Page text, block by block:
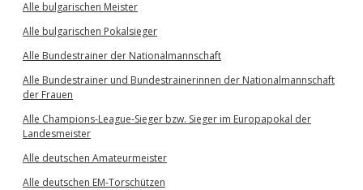
Alle bulgarischen Meister
Alle bulgarischen Pokalsieger
Alle Bundestrainer der Nationalmannschaft
Alle Bundestrainer und Bundestrainerinnen der Nationalmannschaft
der Frauen
Alle Champions-League-Sieger bzw. Sieger im Europapokal der
Landesmeister
Alle deutschen Amateurmeister
Alle deutschen EM-Torschützen